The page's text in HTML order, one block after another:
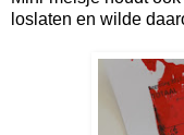
loslaten en wilde